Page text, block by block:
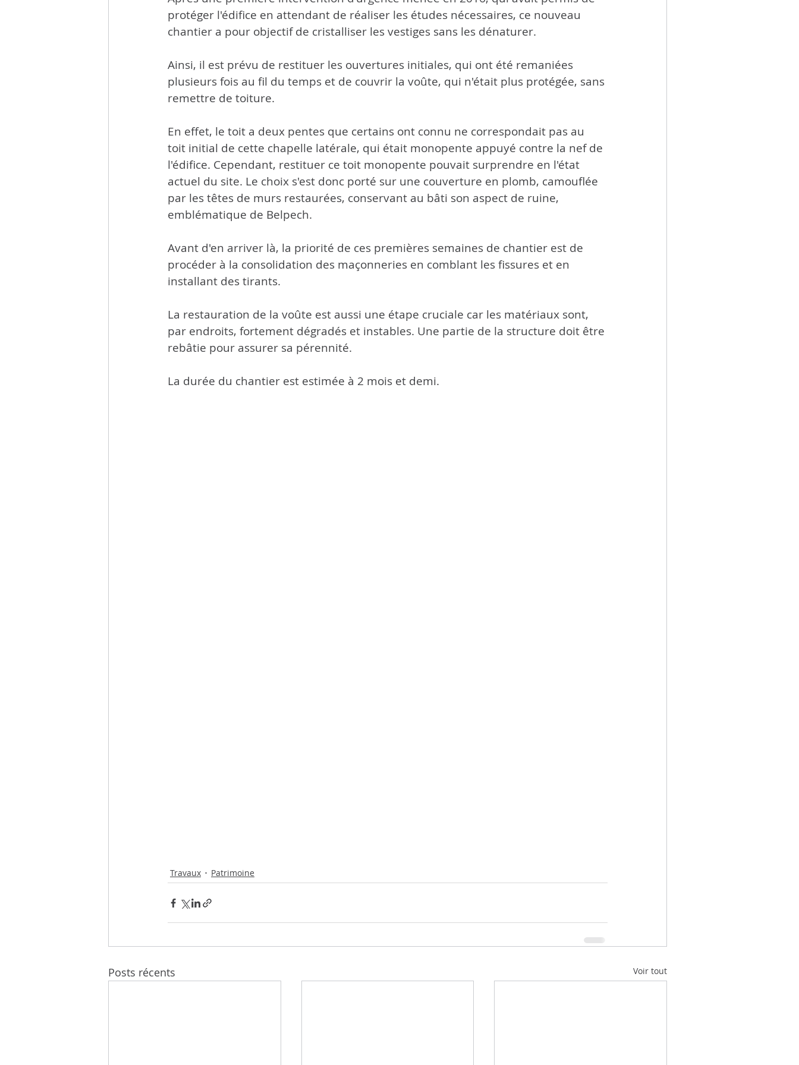
protéger l'édifice en attendant de réaliser les études nécessaires, ce nouveau
chantier a pour objectif de cristalliser les vestiges sans les dénaturer.
Ainsi, il est prévu de restituer les ouvertures initiales, qui ont été remaniées
plusieurs fois au fil du temps et de couvrir la voûte, qui n'était plus protégée, sans
remettre de toiture.
En effet, le toit a deux pentes que certains ont connu ne correspondait pas au
toit initial de cette chapelle latérale, qui était monopente appuyé contre la nef de
l'édifice. Cependant, restituer ce toit monopente pouvait surprendre en l'état
actuel du site. Le choix s'est donc porté sur une couverture en plomb, camouflée
par les têtes de murs restaurées, conservant au bâti son aspect de ruine,
emblématique de Belpech.
Avant d'en arriver là, la priorité de ces premières semaines de chantier est de
procéder à la consolidation des maçonneries en comblant les fissures et en
installant des tirants.
La restauration de la voûte est aussi une étape cruciale car les matériaux sont,
par endroits, fortement dégradés et instables. Une partie de la structure doit être
rebâtie pour assurer sa pérennité.
La durée du chantier est estimée à 2 mois et demi.
Travaux Patrimoine
Posts récents Voir tout